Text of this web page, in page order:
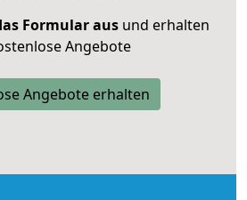
Formular ausund erhalten
Angebote
Angebote erhalten